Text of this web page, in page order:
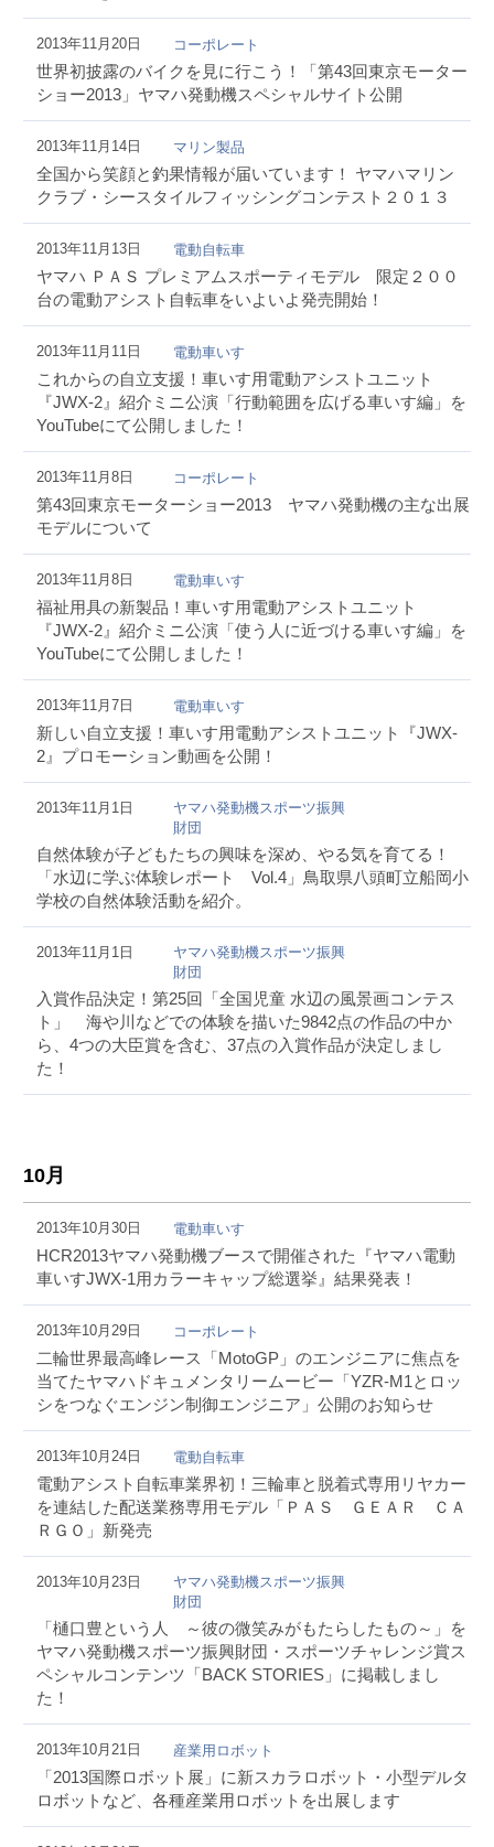
2013年11月20日 コーポレート
世界初披露のバイクを見に行こう！「第43回東京モーター
ショー2013」ヤマハ発動機スペシャルサイト公開
2013年11月14日 マリン製品
全国から笑顔と釣果情報が届いています！ ヤマハマリン
クラブ・シースタイルフィッシングコンテスト２０１３
2013年11月13日 電動自転車
ヤマハ ＰＡＳ プレミアムスポーティモデル 限定２００
台の電動アシスト自転車をいよいよ発売開始！
2013年11月11日 電動車いす
これからの自立支援！車いす用電動アシストユニット
『JWX-2』紹介ミニ公演「行動範囲を広げる車いす編」を
YouTubeにて公開しました！
2013年11月8日 コーポレート
第43回東京モーターショー2013 ヤマハ発動機の主な出展
モデルについて
2013年11月8日 電動車いす
福祉用具の新製品！車いす用電動アシストユニット
『JWX-2』紹介ミニ公演「使う人に近づける車いす編」を
YouTubeにて公開しました！
2013年11月7日 電動車いす
新しい自立支援！車いす用電動アシストユニット『JWX-
2』プロモーション動画を公開！
2013年11月1日
ヤマハ発動機スポーツ振興
財団
自然体験が子どもたちの興味を深め、やる気を育てる！
「水辺に学ぶ体験レポート Vol.4」鳥取県八頭町立船岡小
学校の自然体験活動を紹介。
2013年11月1日
ヤマハ発動機スポーツ振興
財団
入賞作品決定！第25回「全国児童 水辺の風景画コンテス
ト」 海や川などでの体験を描いた9842点の作品の中か
ら、4つの大臣賞を含む、37点の入賞作品が決定しまし
た！
10月
2013年10月30日 電動車いす
HCR2013ヤマハ発動機ブースで開催された『ヤマハ電動
車いすJWX-1用カラーキャップ総選挙』結果発表！
2013年10月29日 コーポレート
二輪世界最高峰レース「MotoGP」のエンジニアに焦点を
当てたヤマハドキュメンタリームービー「YZR-M1とロッ
シをつなぐエンジン制御エンジニア」公開のお知らせ
2013年10月24日 電動自転車
電動アシスト自転車業界初！三輪車と脱着式専用リヤカー
を連結した配送業務専用モデル「ＰＡＳ ＧＥＡＲ ＣＡ
ＲＧＯ」新発売
2013年10月23日
ヤマハ発動機スポーツ振興
財団
「樋口豊という人 ～彼の微笑みがもたらしたもの～」を
ヤマハ発動機スポーツ振興財団・スポーツチャレンジ賞ス
ペシャルコンテンツ「BACK STORIES」に掲載しまし
た！
2013年10月21日 産業用ロボット
「2013国際ロボット展」に新スカラロボット・小型デルタ
ロボットなど、各種産業用ロボットを出展します